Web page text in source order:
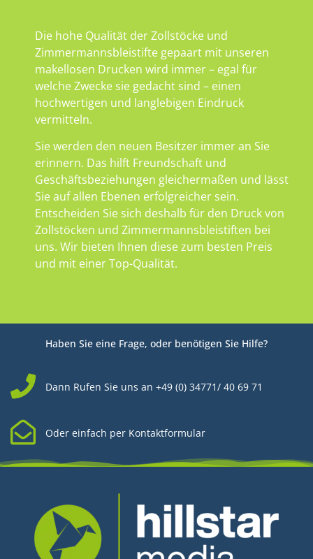
Die hohe Qualität der Zollstöcke und
Zimmermannsbleistifte gepaart mit unseren
makellosen Drucken wird immer – egal für
welche Zwecke sie gedacht sind – einen
hochwertigen und langlebigen Eindruck
vermitteln.
Sie werden den neuen Besitzer immer an Sie
erinnern. Das hilft Freundschaft und
Geschäftsbeziehungen gleichermaßen und lässt
Sie auf allen Ebenen erfolgreicher sein.
Entscheiden Sie sich deshalb für den Druck von
Zollstöcken und Zimmermannsbleistiften bei
uns. Wir bieten Ihnen diese zum besten Preis
und mit einer Top-Qualität.
Haben Sie eine Frage, oder benötigen Sie Hilfe?
Dann Rufen Sie uns an +49 (0) 34771/ 40 69 71
Oder einfach per Kontaktformular